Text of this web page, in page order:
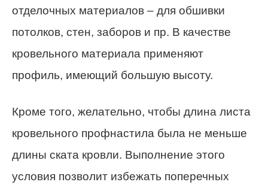
отделочных материалов – для обшивки
потолков, стен, заборов и пр. В качестве
кровельного материала применяют
профиль, имеющий большую высоту.
Кроме того, желательно, чтобы длина листа
кровельного профнастила была не меньше
длины ската кровли. Выполнение этого
условия позволит избежать поперечных